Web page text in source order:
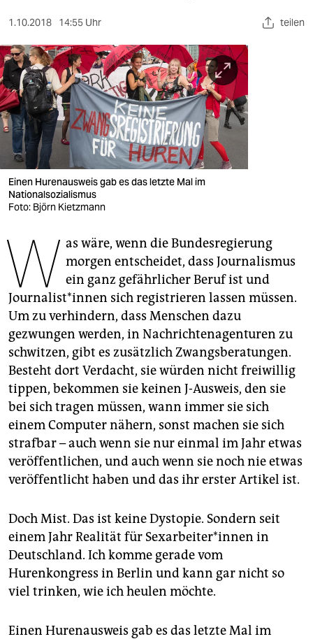
nord
wahrheit
verlag
verlag
veranstaltungen
shop
fragen & hilfe
unterstützen
abo
genossenschaft
1.10.2018 14:55 Uhr teilen
Einen Hurenausweis gab es das letzte Mal im
Nationalsozialismus
Foto: Björn Kietzmann
W as wäre, wenn die Bundesregierung
morgen entscheidet, dass Journalismus
ein ganz gefährlicher Beruf ist und
Journalist*innen sich registrieren lassen müssen.
Um zu verhindern, dass Menschen dazu
gezwungen werden, in Nachrichtenagenturen zu
schwitzen, gibt es zusätzlich Zwangsberatungen.
Besteht dort Verdacht, sie würden nicht freiwillig
tippen, bekommen sie keinen J-Ausweis, den sie
bei sich tragen müssen, wann immer sie sich
einem Computer nähern, sonst machen sie sich
strafbar – auch wenn sie nur einmal im Jahr etwas
veröffentlichen, und auch wenn sie noch nie etwas
veröffentlicht haben und das ihr erster Artikel ist.
Doch Mist. Das ist keine Dystopie. Sondern seit
einem Jahr Realität für Sexarbeiter*innen in
Deutschland. Ich komme gerade vom
Hurenkongress in Berlin und kann gar nicht so
viel trinken, wie ich heulen möchte.
Einen Hurenausweis gab es das letzte Mal im